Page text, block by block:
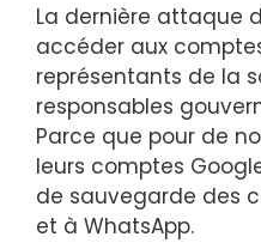
La dernière attaque
accéder aux
représentants de la
responsables
Parce que pour de
leurs comptes
de sauvegarde des
et à WhatsApp.